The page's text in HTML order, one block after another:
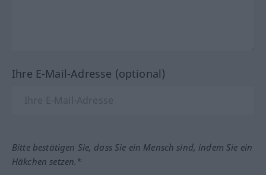
Ihre E-Mail-Adresse (optional)
Bitte bestätigen Sie, dass Sie ein Mensch sind, indem Sie ein
Häkchen setzen.*